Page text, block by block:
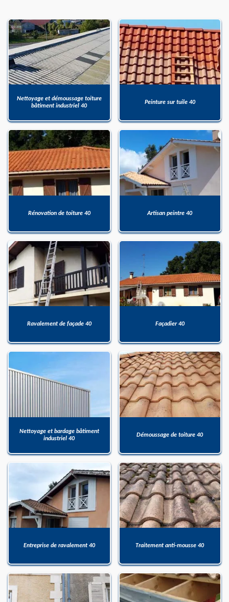
Nettoyage et démoussage toiture
bâtiment industriel 40
Peinture sur tuile 40
Rénovation de toiture 40 Artisan peintre 40
Ravalement de façade 40 Façadier 40
Nettoyage et bardage bâtiment
industriel 40
Démoussage de toiture 40
Entreprise de ravalement 40 Traitement anti-mousse 40